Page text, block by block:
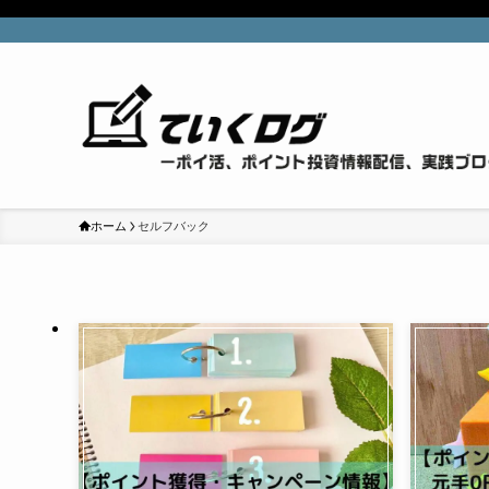
ホーム セルフバック